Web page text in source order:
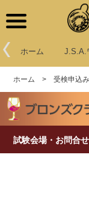
ホーム J.S.A.
ホーム >受検申込み
試験会場・お問合